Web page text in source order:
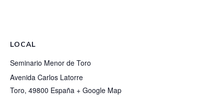
LOCAL
Seminario Menor de Toro
Avenida Carlos Latorre
Toro, 49800 España + Google Map